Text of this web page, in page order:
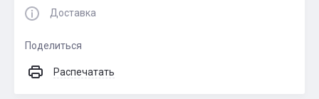
Доставка
Поделиться
Распечатать